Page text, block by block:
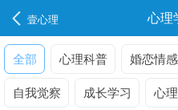
壹心理 心理
全部 心理科普 婚恋情感
自我觉察 成长学习 心